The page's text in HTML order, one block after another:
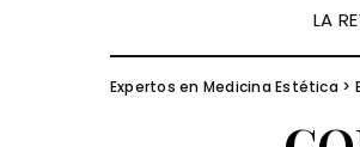
LA
Expertos en Medicina Estética >